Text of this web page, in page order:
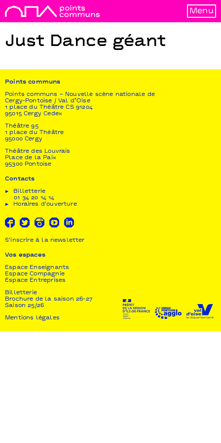
Menu
Just Dance géant
Points communs
Points communs – Nouvelle scène nationale de
Cergy-Pontoise / Val d’Oise
1 place du Théâtre CS 91204
95015 Cergy Cedex
Théâtre 95
1 place du Théâtre
95000 Cergy
Théâtre des Louvrais
Place de la Paix
95300 Pontoise
Contacts
Billetterie
01 34 20 14 14
Horaires d'ouverture
S'inscrire à la newsletter
Vos espaces
Espace Enseignants
Espace Compagnie
Espace Entreprises
Billetterie
Brochure de la saison 26-27
Saison 25/26
Mentions légales